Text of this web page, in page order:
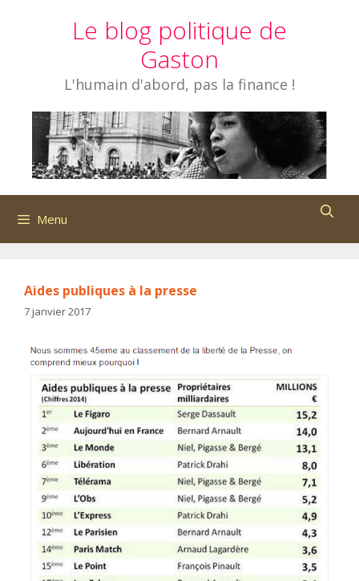
Le blog politique de
Gaston
L'humain d'abord, pas la finance !
Menu
Aides publiques à la presse
7 janvier 2017